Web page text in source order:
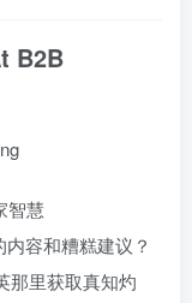
B2B
智慧
容和糟糕建议？
那里获取真知灼